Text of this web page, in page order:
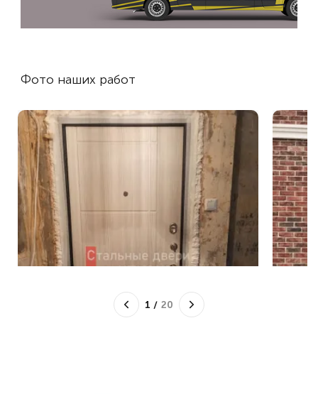
Фото наших работ
1 / 20